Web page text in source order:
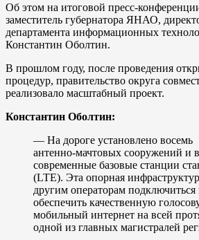
Об этом на итоговой пресс-
заместитель губернатора ЯНАО,
департамента информационных
Константин Оболтин.
В прошлом году, после проведения
процедур, правительство округа
реализовало масштабный проект.
Константин Оболтин:
— На дороге установлено восемь
антенно‑мачтовых сооружений и
современные базовые станции
(LTE). Эта опорная
другим операторам
обеспечить качественную
мобильный интернет на всей
одной из главных магистралей